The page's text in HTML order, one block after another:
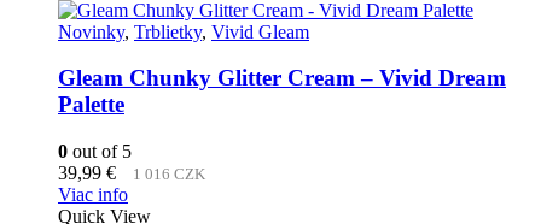
Novinky, Trblietky, Vivid Gleam
Gleam Chunky Glitter Cream – Vivid Dream
Palette
0 out of 5
39,99 € 1 016 CZK
Viac info
Quick View